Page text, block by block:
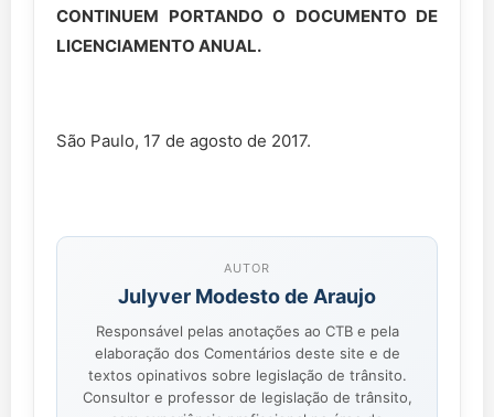
CONTINUEM PORTANDO O DOCUMENTO DE
LICENCIAMENTO ANUAL.
São Paulo, 17 de agosto de 2017.
AUTOR
Julyver Modesto de Araujo
Responsável pelas anotações ao CTB e pela
elaboração dos Comentários deste site e de
textos opinativos sobre legislação de trânsito.
Consultor e professor de legislação de trânsito,